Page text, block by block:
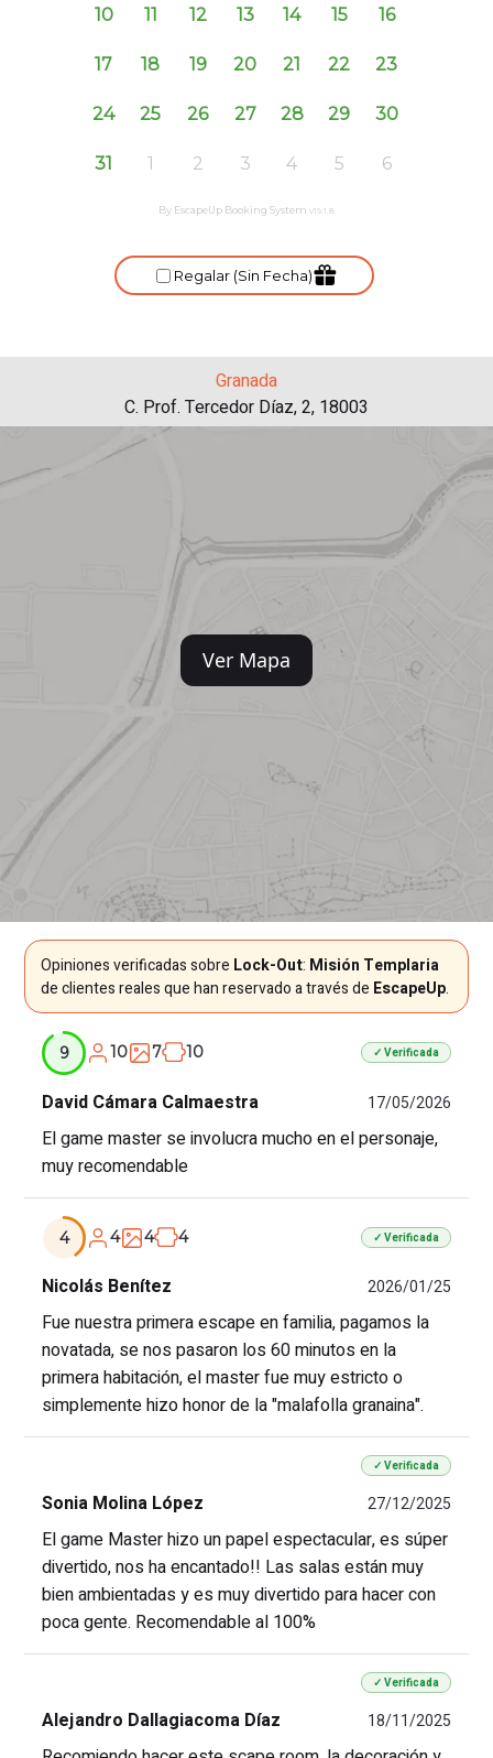
Granada
C. Prof. Tercedor Díaz, 2, 18003
Ver Mapa
Opiniones verificadas sobre Lock-Out: Misión Templaria
de clientes reales que han reservado a través de EscapeUp.
9 10 7 10 ✓ Verificada
David Cámara Calmaestra 17/05/2026
El game master se involucra mucho en el personaje,
muy recomendable
4 4 4 4 ✓ Verificada
Nicolás Benítez 2026/01/25
Fue nuestra primera escape en familia, pagamos la
novatada, se nos pasaron los 60 minutos en la
primera habitación, el master fue muy estricto o
simplemente hizo honor de la "malafolla granaina".
✓ Verificada
Sonia Molina López 27/12/2025
El game Master hizo un papel espectacular, es súper
divertido, nos ha encantado!! Las salas están muy
bien ambientadas y es muy divertido para hacer con
poca gente. Recomendable al 100%
✓ Verificada
Alejandro Dallagiacoma Díaz 18/11/2025